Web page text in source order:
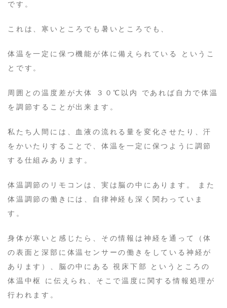
です。
これは、寒いところでも暑いところでも、
体温を一定に保つ機能が体に備えられている というこ
とです。
周囲との温度差が大体 ３０℃以内 であれば自力で体温
を調節することが出来ます。
私たち人間には、血液の流れる量を変化させたり、汗
をかいたりすることで、体温を一定に保つように調節
する仕組みあります。
体温調節のリモコンは、実は脳の中にあります。 また
体温調節の働きには、自律神経も深く関わっていま
す。
身体が寒いと感じたら、その情報は神経を通って（体
の表面と深部に体温センサーの働きをしている神経が
あります）、脳の中にある 視床下部 というところの
体温中枢 に伝えられ、そこで温度に関する情報処理が
行われます。